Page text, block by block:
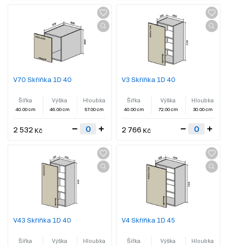
V70 Skříňka 1D 40
Šířka
40.00 cm
Výška
46.00 cm
Hloubka
57.00 cm
2 532 Kč
V3 Skříňka 1D 40
Šířka
40.00 cm
Výška
72.00 cm
Hloubka
30.00 cm
2 766 Kč
V43 Skříňka 1D 40
Šířka Výška Hloubka
V4 Skříňka 1D 45
Šířka Výška Hloubka